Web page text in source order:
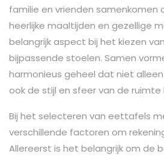
familie en vrienden samenkomen
heerlijke maaltijden en gezellige
belangrijk aspect bij het kiezen
bijpassende stoelen. Samen
harmonieus geheel dat niet
ook de stijl en sfeer van de
Bij het selecteren van eettafels
verschillende factoren om
Allereerst is het belangrijk om de